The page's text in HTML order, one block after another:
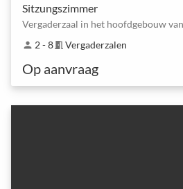
Sitzungszimmer
person 2 - 8meeting_room Vergaderzalen
Op aanvraag